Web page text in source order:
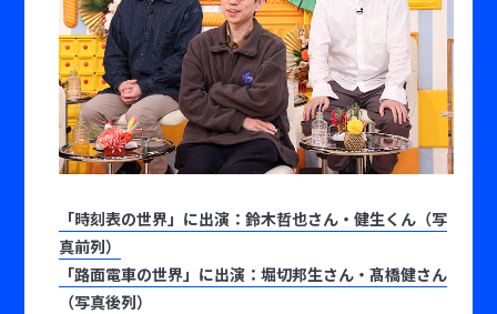
「時刻表の世界」に出演：鈴木哲也さん・健生くん（写
真前列）
「路面電車の世界」に出演：堀切邦生さん・髙橋健さん
（写真後列）